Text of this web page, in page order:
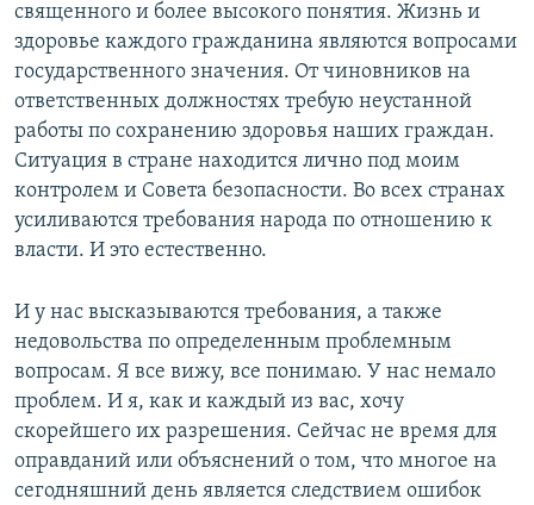
священного и более высокого понятия. Жизнь и
здоровье каждого гражданина являются вопросами
государственного значения. От чиновников на
ответственных должностях требую неустанной
работы по сохранению здоровья наших граждан.
Ситуация в стране находится лично под моим
контролем и Совета безопасности. Во всех странах
усиливаются требования народа по отношению к
власти. И это естественно.
И у нас высказываются требования, а также
недовольства по определенным проблемным
вопросам. Я все вижу, все понимаю. У нас немало
проблем. И я, как и каждый из вас, хочу
скорейшего их разрешения. Сейчас не время для
оправданий или объяснений о том, что многое на
сегодняшний день является следствием ошибок